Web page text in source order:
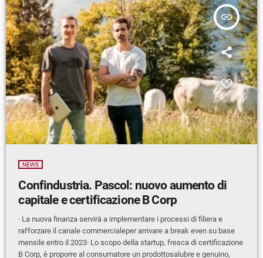
insert_link
NEWS
Confindustria. Pascol: nuovo aumento di
capitale e certificazione B Corp
· La nuova finanza servirà a implementare i processi di filiera e
rafforzare il canale commercialeper arrivare a break even su base
mensile entro il 2023· Lo scopo della startup, fresca di certificazione
B Corp, è proporre al consumatore un prodottosalubre e genuino,